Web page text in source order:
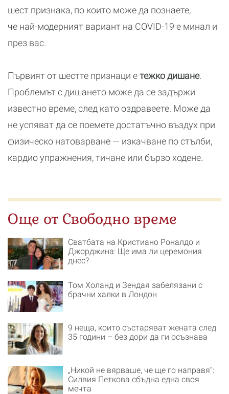
шест признака, по които може да познаете,
че най-модерният вариант на COVID-19 е минал и
през вас.
Първият от шестте признаци етежко дишане.
Проблемът с дишането може да се задържи
известно време, след като оздравеете. Може да
не успяват да се поемете достатъчно въздух при
физическо натоварване — изкачване по стълби,
кардио упражнения, тичане или бързо ходене.
Още от Свободно време
Сватбата на Кристиано Роналдо и
Джорджина: Ще има ли церемония
днес?
Том Холанд и Зендая забелязани с
брачни халки в Лондон
9 неща, които състаряват жената след
35 години – без дори да ги осъзнава
„Никой не вярваше, че ще го направя“:
Силвия Петкова сбъдна една своя
мечта